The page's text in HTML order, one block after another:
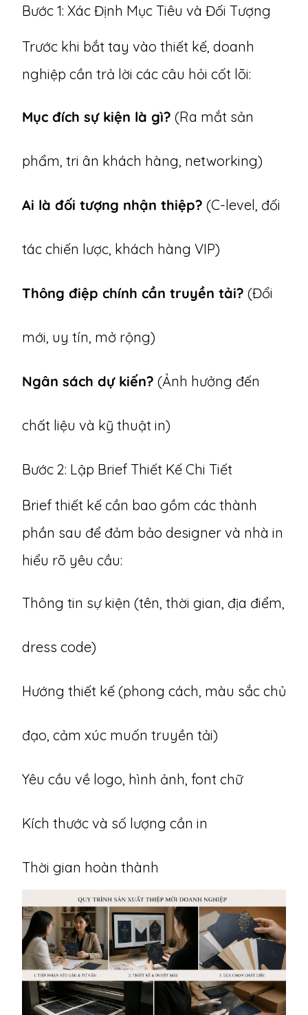
Bước 1: Xác Định Mục Tiêu và Đối Tượng
Trước khi bắt tay vào thiết kế, doanh
nghiệp cần trả lời các câu hỏi cốt lõi:
Mục đích sự kiện là gì? (Ra mắt sản
phẩm, tri ân khách hàng, networking)
Ai là đối tượng nhận thiệp? (C-level, đối
tác chiến lược, khách hàng VIP)
Thông điệp chính cần truyền tải? (Đổi
mới, uy tín, mở rộng)
Ngân sách dự kiến? (Ảnh hưởng đến
chất liệu và kỹ thuật in)
Bước 2: Lập Brief Thiết Kế Chi Tiết
Brief thiết kế cần bao gồm các thành
phần sau để đảm bảo designer và nhà in
hiểu rõ yêu cầu:
Thông tin sự kiện (tên, thời gian, địa điểm,
dress code)
Hướng thiết kế (phong cách, màu sắc chủ
đạo, cảm xúc muốn truyền tải)
Yêu cầu về logo, hình ảnh, font chữ
Kích thước và số lượng cần in
Thời gian hoàn thành